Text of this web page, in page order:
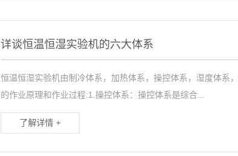
详谈恒温恒湿实验机的六大体系
恒温恒湿实验机由制冷体系，加热体系，操控体系，湿度体系
的作业原理和作业过程:1.操控体系：操控体系是综合...
了解详情 +